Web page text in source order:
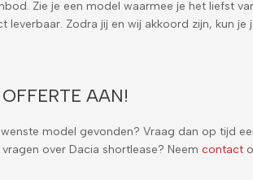
Zie je een model waarmee je het liefst
leverbaar. Zodra jij en wij akkoord zijn, kun je
AAN!
model gevonden? Vraag dan op tijd
over Dacia shortlease? Neem contact